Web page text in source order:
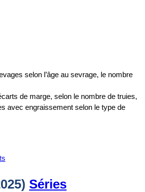
selon l’âge au sevrage, le nombre
de marge, selon le nombre de truies,
avec engraissement selon le type de
) Séries